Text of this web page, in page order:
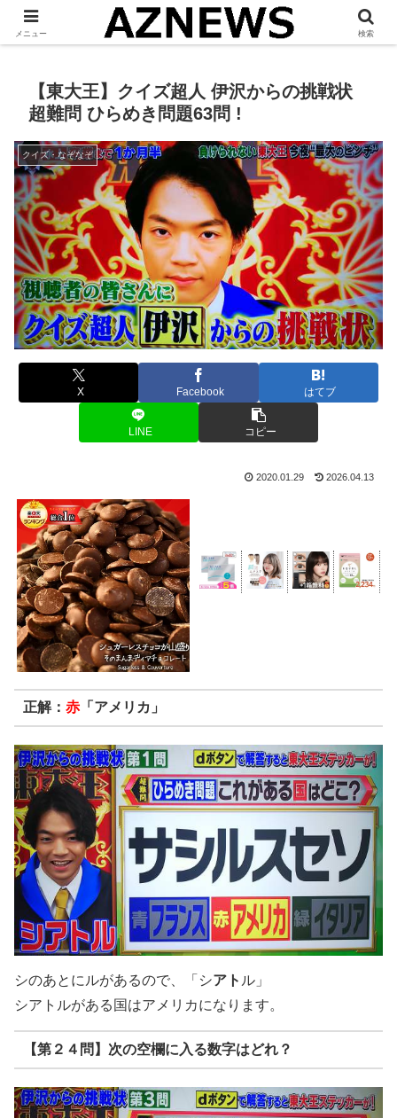
「 見たい・役立つ・面白い 」をお伝えします。
【東大王】クイズ超人 伊沢からの挑戦状
超難問 ひらめき問題63問 !
クイズ・なぞなぞ
X Facebook はてブ
LINE コピー
2020.01.29 2026.04.13
正解： 赤「アメリカ」
シのあとにルがあるので、「シアト ル」
シアトルがある国はアメリカになります。
【第２４問】次の空欄に入る数字はどれ？
メニュー 検索